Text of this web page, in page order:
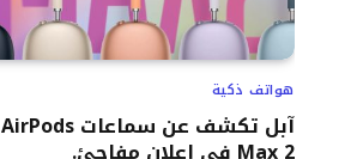
هواتف ذكية
آبل تكشف عن سماعات AirPods